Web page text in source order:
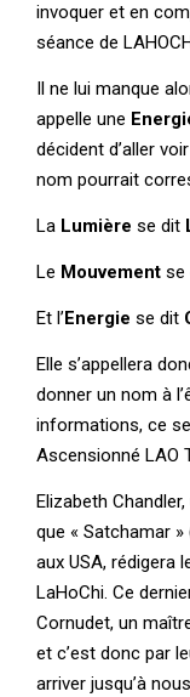
invoquer et en
séance de
Il ne lui manque
appelle une
décident d’aller
nom pourrait
La Lumière se dit
Le Mouvement se
Et l’Energie se dit
Elle s’appellera
donner un nom à
informations, ce
Ascensionné LAO
Elizabeth
que « Satchamar
aux USA, rédigera
LaHoChi. Ce
Cornudet, un
et c’est donc par
arriver jusqu’à